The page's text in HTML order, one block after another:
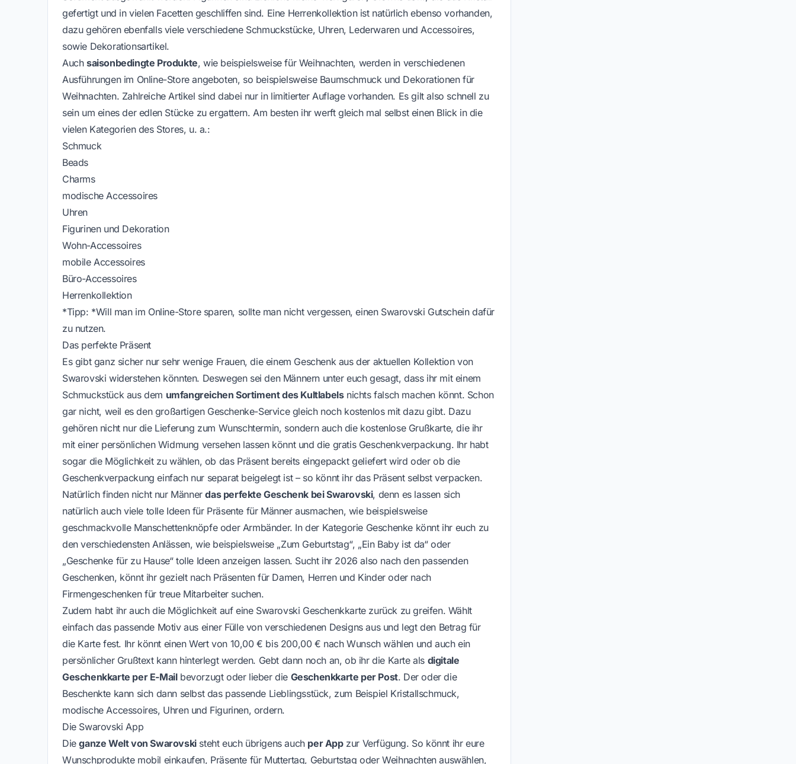
gefertigt und in vielen Facetten geschliffen sind. Eine Herrenkollektion ist natürlich ebenso vorhanden,
dazu gehören ebenfalls viele verschiedene Schmuckstücke, Uhren, Lederwaren und Accessoires,
sowie Dekorationsartikel.
Auch saisonbedingte Produkte, wie beispielsweise für Weihnachten, werden in verschiedenen
Ausführungen im Online-Store angeboten, so beispielsweise Baumschmuck und Dekorationen für
Weihnachten. Zahlreiche Artikel sind dabei nur in limitierter Auflage vorhanden. Es gilt also schnell zu
sein um eines der edlen Stücke zu ergattern. Am besten ihr werft gleich mal selbst einen Blick in die
vielen Kategorien des Stores, u. a.:
Schmuck
Beads
Charms
modische Accessoires
Uhren
Figurinen und Dekoration
Wohn-Accessoires
mobile Accessoires
Büro-Accessoires
Herrenkollektion
*Tipp: *Will man im Online-Store sparen, sollte man nicht vergessen, einen Swarovski Gutschein dafür
zu nutzen.
Das perfekte Präsent
Es gibt ganz sicher nur sehr wenige Frauen, die einem Geschenk aus der aktuellen Kollektion von
Swarovski widerstehen könnten. Deswegen sei den Männern unter euch gesagt, dass ihr mit einem
Schmuckstück aus dem umfangreichen Sortiment des Kultlabelsnichts falsch machen könnt. Schon
gar nicht, weil es den großartigen Geschenke-Service gleich noch kostenlos mit dazu gibt. Dazu
gehören nicht nur die Lieferung zum Wunschtermin, sondern auch die kostenlose Grußkarte, die ihr
mit einer persönlichen Widmung versehen lassen könnt und die gratis Geschenkverpackung. Ihr habt
sogar die Möglichkeit zu wählen, ob das Präsent bereits eingepackt geliefert wird oder ob die
Geschenkverpackung einfach nur separat beigelegt ist – so könnt ihr das Präsent selbst verpacken.
Natürlich finden nicht nur Männerdas perfekte Geschenk bei Swarovski, denn es lassen sich
natürlich auch viele tolle Ideen für Präsente für Männer ausmachen, wie beispielsweise
geschmackvolle Manschettenknöpfe oder Armbänder. In der Kategorie Geschenke könnt ihr euch zu
den verschiedensten Anlässen, wie beispielsweise „Zum Geburtstag“, „Ein Baby ist da“ oder
„Geschenke für zu Hause“ tolle Ideen anzeigen lassen. Sucht ihr 2026 also nach den passenden
Geschenken, könnt ihr gezielt nach Präsenten für Damen, Herren und Kinder oder nach
Firmengeschenken für treue Mitarbeiter suchen.
Zudem habt ihr auch die Möglichkeit auf eine Swarovski Geschenkkarte zurück zu greifen. Wählt
einfach das passende Motiv aus einer Fülle von verschiedenen Designs aus und legt den Betrag für
die Karte fest. Ihr könnt einen Wert von 10,00 € bis 200,00 € nach Wunsch wählen und auch ein
persönlicher Grußtext kann hinterlegt werden. Gebt dann noch an, ob ihr die Karte als digitale
Geschenkkarte per E-Mailbevorzugt oder lieber die Geschenkkarte per Post. Der oder die
Beschenkte kann sich dann selbst das passende Lieblingsstück, zum Beispiel Kristallschmuck,
modische Accessoires, Uhren und Figurinen, ordern.
Die Swarovski App
Dieganze Welt von Swarovskisteht euch übrigens auch per Appzur Verfügung. So könnt ihr eure
Wunschprodukte mobil einkaufen, Präsente für Muttertag, Geburtstag oder Weihnachten auswählen,